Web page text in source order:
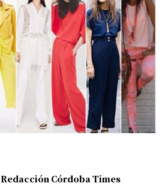
Redacción Córdoba Times